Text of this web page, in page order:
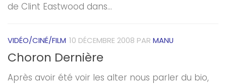
de Clint Eastwood dans...
VIDÉO/CINÉ/FILM 10 DÉCEMBRE 2008 PAR MANU
Choron Dernière
Après avoir été voir les alter nous parler du bio,